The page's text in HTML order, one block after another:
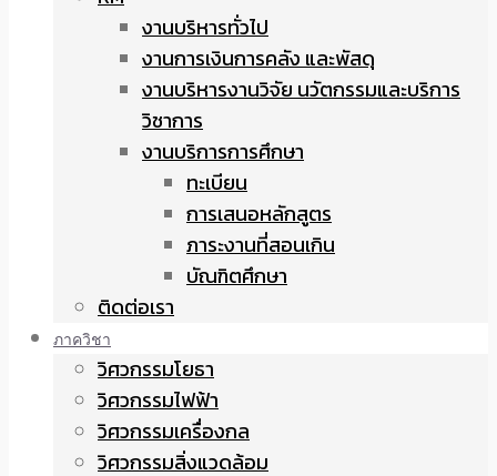
งานบริหารทั่วไป
งานการเงินการคลัง และพัสดุ
งานบริหารงานวิจัย นวัตกรรมและบริการ
วิชาการ
งานบริการการศึกษา
ทะเบียน
การเสนอหลักสูตร
ภาระงานที่สอนเกิน
บัณฑิตศึกษา
ติดต่อเรา
ภาควิชา
วิศวกรรมโยธา
วิศวกรรมไฟฟ้า
วิศวกรรมเครื่องกล
วิศวกรรมสิ่งแวดล้อม